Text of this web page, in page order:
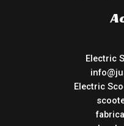
Electric
Electric